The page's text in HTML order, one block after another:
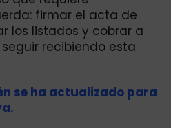
firmar el acta de
los listados y cobrar a
recibiendo esta
se ha actualizado para